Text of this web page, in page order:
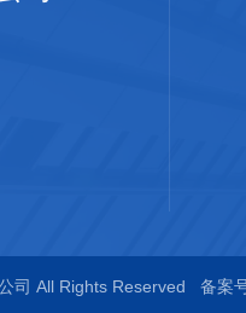
司 All Rights Reserved 备案